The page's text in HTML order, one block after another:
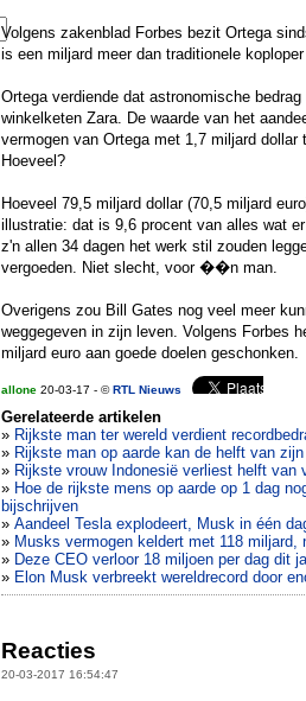
Volgens zakenblad Forbes bezit Ortega
is een miljard meer dan traditionele
Ortega verdiende dat astronomische
winkelketen Zara. De waarde van het
vermogen van Ortega met 1,7 miljard
Hoeveel?
Hoeveel 79,5 miljard dollar (70,5 miljard
illustratie: dat is 9,6 procent van alles wat
z'n allen 34 dagen het werk stil zouden
vergoeden. Niet slecht, voor ��n man.
Overigens zou Bill Gates nog veel meer
weggegeven in zijn leven. Volgens Forbes
miljard euro aan goede doelen geschonken.
allone 20-03-17 - ©RTL Nieuws
Gerelateerde artikelen
» Rijkste man ter wereld verdient
» Rijkste man op aarde kan de helft van
» Rijkste vrouw Indonesië verliest helft van
» Hoe de rijkste mens op aarde op 1 dag
bijschrijven
» Aandeel Tesla explodeert, Musk in één
» Musks vermogen keldert met 118 miljard,
» Deze CEO verloor 18 miljoen per dag dit
» Elon Musk verbreekt wereldrecord door
Reacties
20-03-2017 16:54:47